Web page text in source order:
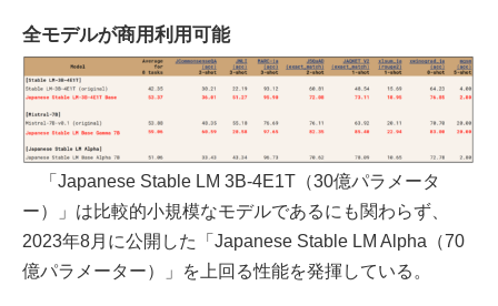
全モデルが商用利用可能
「Japanese Stable LM 3B-4E1T（30億パラメータ
ー）」は比較的小規模なモデルであるにも関わらず、
2023年8月に公開した「Japanese Stable LM Alpha（70
億パラメーター）」を上回る性能を発揮している。